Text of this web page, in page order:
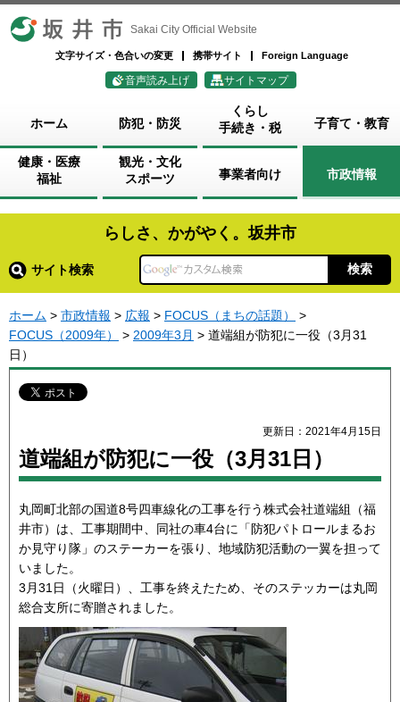
坂井市 Sakai City Official Website
文字サイズ・色合いの変更 携帯サイト Foreign Language
音声読み上げ サイトマップ
ホーム 防犯・防災
くらし
手続き・税
子育て・教育
健康・医療
福祉
観光・文化
スポーツ
事業者向け 市政情報
らしさ、かがやく。坂井市
サイト検索
ホーム > 市政情報 > 広報 > FOCUS（まちの話題）
>
FOCUS（2009年）
> 2009年3月 > 道端組が防犯に一役（3月31
日）
更新日：2021年4月15日
道端組が防犯に一役（3月31日）
丸岡町北部の国道8号四車線化の工事を行う株式会社道端組（福
井市）は、工事期間中、同社の車4台に「防犯パトロールまるお
か見守り隊」のステーカーを張り、地域防犯活動の一翼を担って
いました。
3月31日（火曜日）、工事を終えたため、そのステッカーは丸岡
総合支所に寄贈されました。